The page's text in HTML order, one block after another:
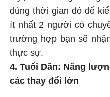
dùng thời gian đó để
ít nhất 2 người có
trường hợp bạn sẽ
thực sự.
4. Tuổi Dần: Năng
các thay đổi lớn